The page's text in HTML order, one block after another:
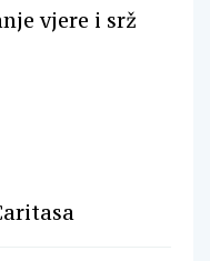
vjere i srž